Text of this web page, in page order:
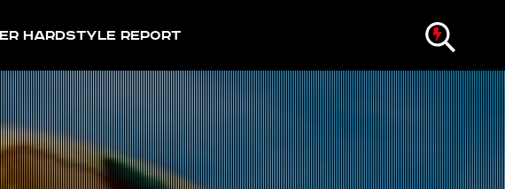
Hardstyle Report